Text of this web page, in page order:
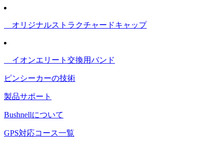
オリジナルストラクチャードキャップ
イオンエリート交換用バンド
ピンシーカーの技術
製品サポート
Bushnellについて
GPS対応コース一覧